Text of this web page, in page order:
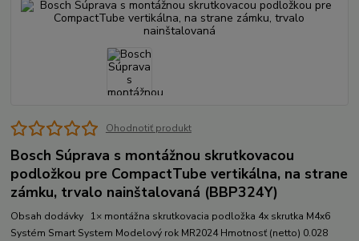
Ohodnotiť produkt
Bosch Súprava s montážnou skrutkovacou
podložkou pre CompactTube vertikálna, na strane
zámku, trvalo nainštalovaná (BBP324Y)
Obsah dodávky 1× montážna skrutkovacia podložka 4x skrutka M4x6
Systém Smart System Modelový rok MR2024 Hmotnosť (netto) 0.028